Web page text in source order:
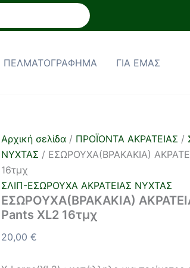
ΠΕΛΜΑΤΟΓΡΑΦΗΜΑ ΓΙΑ ΕΜΑΣ
Αρχική σελίδα / ΠΡΟΪΟΝΤΑ ΑΚΡΑΤΕΙΑΣ /
ΝΥΧΤΑΣ / ΕΣΩΡΟΥΧΑ(ΒΡΑΚΑΚΙΑ)
16τμχ
ΣΛΙΠ-ΕΣΩΡΟΥΧΑ ΑΚΡΑΤΕΙΑΣ ΝΥΧΤΑΣ
ΕΣΩΡΟΥΧΑ(ΒΡΑΚΑΚΙΑ)
Pants XL2 16τμχ
20,00 €
ΕΣΩΡΟΥΧΑ(ΒΡΑΚΑΚΙΑ)
ΝΥΧΤΑΣ
XL2